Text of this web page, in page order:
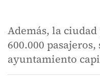
Además, la
600.000
ayuntamiento